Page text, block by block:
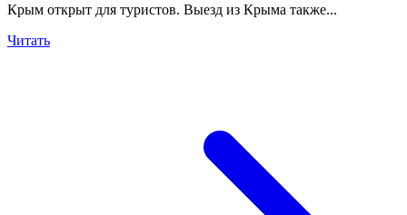
Крым открыт для туристов. Выезд из Крыма также...
Читать